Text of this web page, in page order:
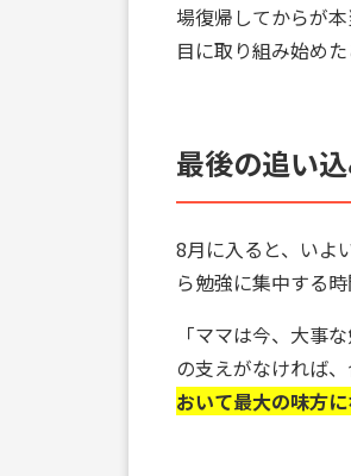
場復帰してからが
目に取り組み始め
最後の追い
8月に入ると、いよ
ら勉強に集中する
「ママは今、大事
の支えがなければ
おいて最大の味方に